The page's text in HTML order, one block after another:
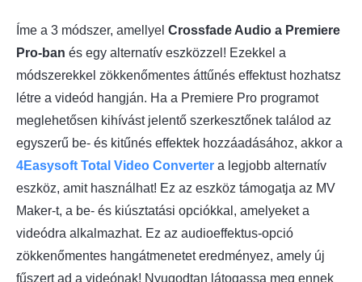
Íme a 3 módszer, amellyel Crossfade Audio a Premiere
Pro-ban és egy alternatív eszközzel! Ezekkel a
módszerekkel zökkenőmentes áttűnés effektust hozhatsz
létre a videód hangján. Ha a Premiere Pro programot
meglehetősen kihívást jelentő szerkesztőnek találod az
egyszerű be- és kitűnés effektek hozzáadásához, akkor a
4Easysoft Total Video Converter a legjobb alternatív
eszköz, amit használhat! Ez az eszköz támogatja az MV
Maker-t, a be- és kiúsztatási opciókkal, amelyeket a
videódra alkalmazhat. Ez az audioeffektus-opció
zökkenőmentes hangátmenetet eredményez, amely új
fűszert ad a videónak! Nyugodtan látogassa meg ennek